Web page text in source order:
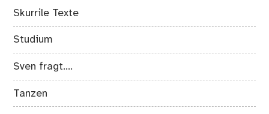
Skurrile Texte
Studium
Sven fragt….
Tanzen